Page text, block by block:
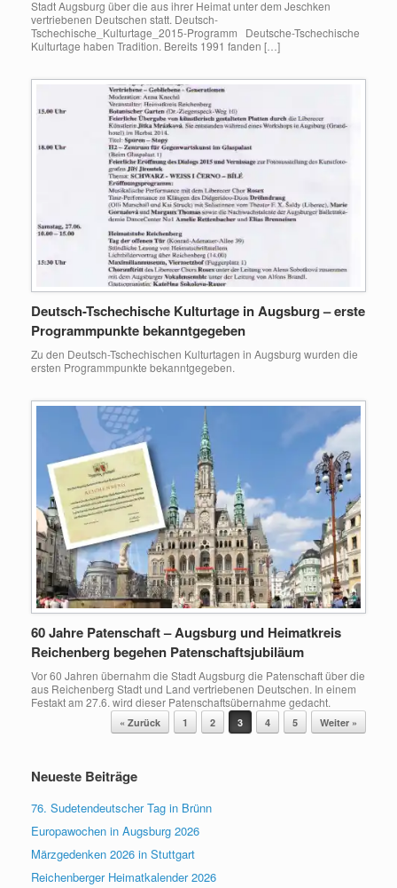
Stadt Augsburg über die aus ihrer Heimat unter dem Jeschken
vertriebenen Deutschen statt. Deutsch-
Tschechische_Kulturtage_2015-Programm Deutsche-Tschechische
Kulturtage haben Tradition. Bereits 1991 fanden […]
Deutsch-Tschechische Kulturtage in Augsburg – erste
Programmpunkte bekanntgegeben
Zu den Deutsch-Tschechischen Kulturtagen in Augsburg wurden die
ersten Programmpunkte bekanntgegeben.
60 Jahre Patenschaft – Augsburg und Heimatkreis
Reichenberg begehen Patenschaftsjubiläum
Vor 60 Jahren übernahm die Stadt Augsburg die Patenschaft über die
aus Reichenberg Stadt und Land vertriebenen Deutschen. In einem
Festakt am 27.6. wird dieser Patenschaftsübernahme gedacht.
Beitragsnavigation « Zurück 1 2 3 4 5 Weiter »
Neueste Beiträge
76. Sudetendeutscher Tag in Brünn
Europawochen in Augsburg 2026
Märzgedenken 2026 in Stuttgart
Reichenberger Heimatkalender 2026